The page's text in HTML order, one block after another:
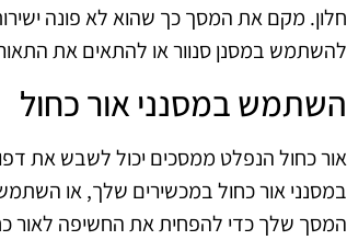
חלון. מקם את המסך כך שהוא לא פונה
להשתמש במסנן סנוור או להתאים את
השתמש במסנני אור כחול
אור כחול הנפלט ממסכים יכול לשבש את
במסנני אור כחול במכשירים שלך, או
המסך שלך כדי להפחית את החשיפה לאור